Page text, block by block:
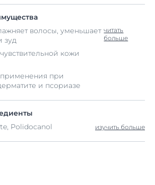
волосы, уменьшает
зуд
кожи
при
и псориазе
читать
больше
Polidocanol
изучить больше